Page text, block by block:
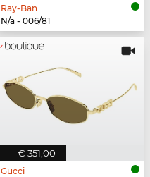
Ray-Ban
N/a - 006/81
€ 351,00
Gucci